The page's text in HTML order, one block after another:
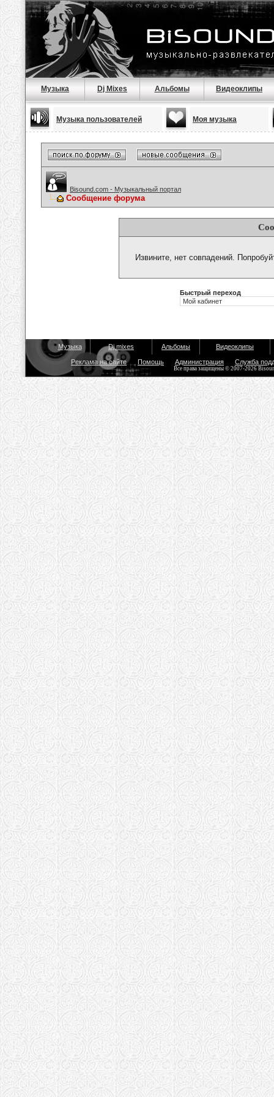
Музыка Dj Mixes Альбомы Видеоклипы
Музыка пользователей Моя музыка
Bisound.com - Музыкальный портал
Сообщение форума
Извините, нет совпадений.
Быстрый переход
Музыка Dj mixes Альбомы Видеоклипы
Реклама на сайте Помощь Администрация Служба
Все права защищены © 2007-2026